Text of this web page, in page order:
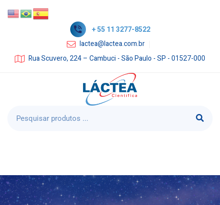
+ 55 11 3277-8522
lactea@lactea.com.br
Rua Scuvero, 224 – Cambuci - São Paulo - SP - 01527-000